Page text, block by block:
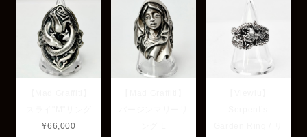
¥66,000